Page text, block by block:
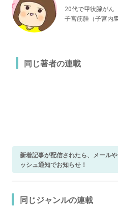
20代で甲状腺がん
子宮筋腫（子宮内
フィフ独身、高
同じ著者の連載
新着記事が配信されたら、メール
ッシュ通知でお知らせ！
同じジャンルの連載